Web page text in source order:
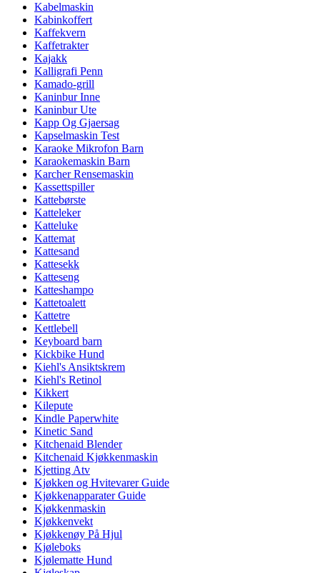
Kabelmaskin
Kabinkoffert
Kaffekvern
Kaffetrakter
Kajakk
Kalligrafi Penn
Kamado-grill
Kaninbur Inne
Kaninbur Ute
Kapp Og Gjaersag
Kapselmaskin Test
Karaoke Mikrofon Barn
Karaokemaskin Barn
Karcher Rensemaskin
Kassettspiller
Kattebørste
Katteleker
Katteluke
Kattemat
Kattesand
Kattesekk
Katteseng
Katteshampo
Kattetoalett
Kattetre
Kettlebell
Keyboard barn
Kickbike Hund
Kiehl's Ansiktskrem
Kiehl's Retinol
Kikkert
Kilepute
Kindle Paperwhite
Kinetic Sand
Kitchenaid Blender
Kitchenaid Kjøkkenmaskin
Kjetting Atv
Kjøkken og Hvitevarer Guide
Kjøkkenapparater Guide
Kjøkkenmaskin
Kjøkkenvekt
Kjøkkenøy På Hjul
Kjøleboks
Kjølematte Hund